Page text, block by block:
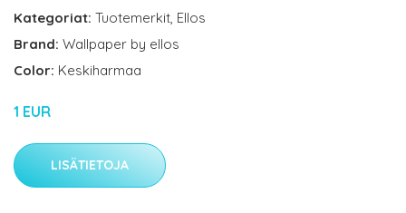
Kategoriat: Tuotemerkit, Ellos
Brand: Wallpaper by ellos
Color: Keskiharmaa
1 EUR
LISÄTIETOJA